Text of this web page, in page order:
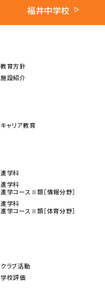
福井中学校
教育方針
施設紹介
キャリア教育
進学科
進学科
進学コースⅡ類［情報分野］
進学科
進学コースⅡ類［体育分野］
クラブ活動
学校評価